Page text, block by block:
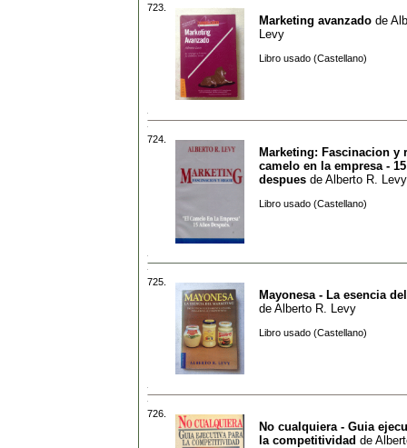
723.
Marketing avanzado de
Levy
Libro usado (Castellano)
724.
Marketing: Fascinacion y
camelo en la empresa -
despues de Alberto R. Levy
Libro usado (Castellano)
725.
Mayonesa - La esencia
de Alberto R. Levy
Libro usado (Castellano)
726.
No cualquiera - Guia
la competitividad de